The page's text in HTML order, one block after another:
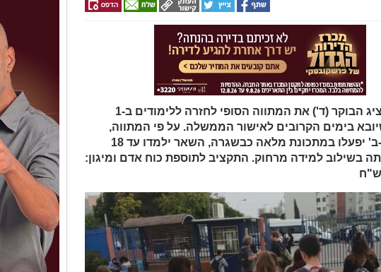
שר החינוך הציג הבוקר (ד') את המתווה הסופי לחזרה ללימודים ב-1
בימים הקרובים לאישור הממשלה. על פי המתווה,
כיתות גן, א' ו-ב' יפעלו במתכונת מלאה כבשגרה, השאר ילמדו עד 18
בשילוב למידה מרחוק. התקציב לתוספת כוח אדם ומיגון: